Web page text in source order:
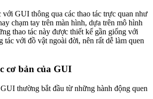
GUI thông qua các thao tác trực quan như
chạm tay trên màn hình, dựa trên mô hình
thao tác này được thiết kế gần giống với
tác với đồ vật ngoài đời, nên rất dễ làm quen
cơ bản của GUI
thường bắt đầu từ những hành động quen